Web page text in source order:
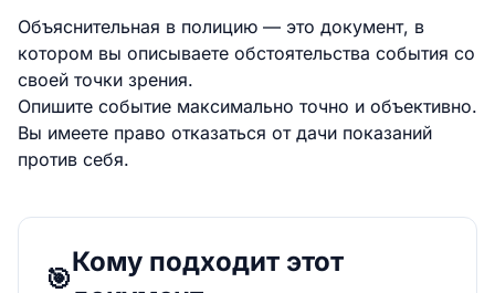
Объяснительная в полицию — это документ, в
котором вы описываете обстоятельства события со
своей точки зрения.
Опишите событие максимально точно и объективно.
Вы имеете право отказаться от дачи показаний
против себя.
🎯
Кому подходит этот